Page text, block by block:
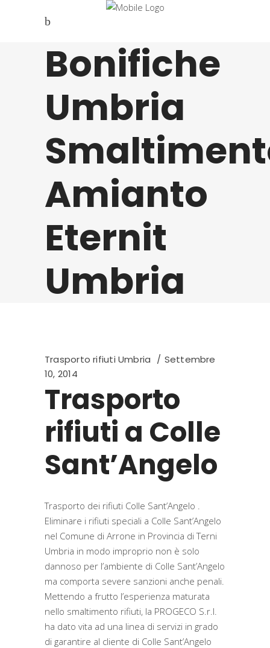
Bonifiche
Umbria
Amianto
Eternit
Umbria
Trasporto rifiuti Umbria
Settembre
10, 2014
Trasporto
rifiuti a Colle
Sant’Angelo
Trasporto dei rifiuti Colle Sant’Angelo .
Eliminare i rifiuti speciali a Colle Sant’Angelo
nel Comune di Arrone in Provincia di Terni
Umbria in modo improprio non è solo
dannoso per l’ambiente di Colle Sant’Angelo
ma comporta severe sanzioni anche penali.
Mettendo a frutto l’esperienza maturata
nello smaltimento rifiuti, la PROGECO S.r.l.
ha dato vita ad una linea di servizi in grado
di garantire al cliente di Colle Sant’Angelo